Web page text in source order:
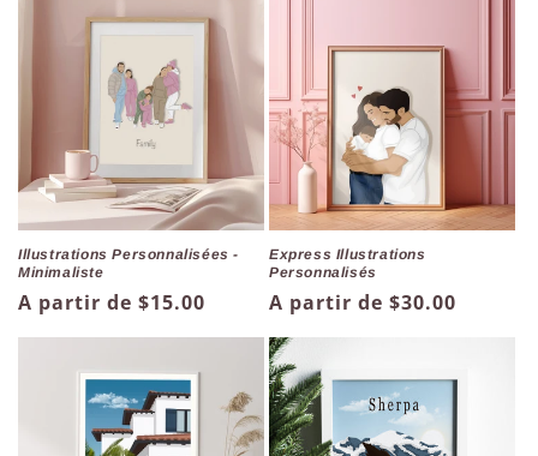
Illustrations Personnalisées -
Minimaliste
Prix
habituel
A partir de $15.00
Express Illustrations
Personnalisés
Prix
habituel
A partir de $30.00